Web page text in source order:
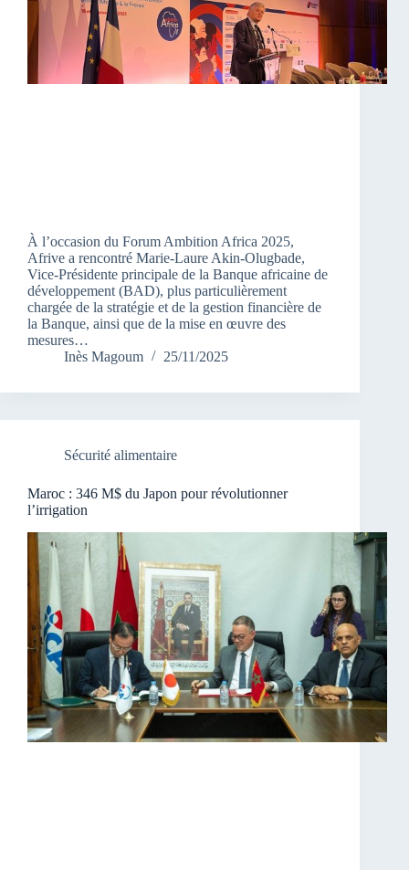
À l’occasion du Forum Ambition Africa 2025,
Afrive a rencontré Marie-Laure Akin-Olugbade,
Vice-Présidente principale de la Banque africaine de
développement (BAD), plus particulièrement
chargée de la stratégie et de la gestion financière de
la Banque, ainsi que de la mise en œuvre des
mesures…
Inès Magoum
25/11/2025
Sécurité alimentaire
Maroc : 346 M$ du Japon pour révolutionner
l’irrigation